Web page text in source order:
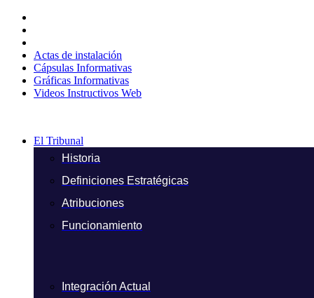
contenido
Actas de instalación
Cápsulas Informativas
Gráficas Informativas
Videos Instructivos Web
El Tribunal
Historia
Definiciones Estratégicas
Atribuciones
Funcionamiento
Integración Actual